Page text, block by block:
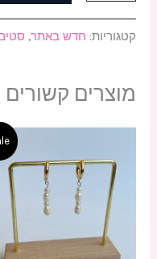
קטגוריות: חדש באתר,
מוצרים קשורים
היה:
₪120.00.
המחיר
הנוכחי
הוא:
₪100.00.